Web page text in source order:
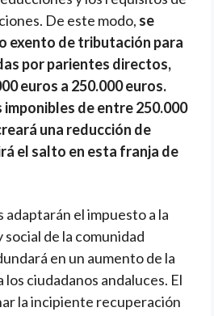
De este modo, se
exento de tributación para
por parientes directos,
euros a 250.000 euros.
imponibles de entre 250.000
una reducción de
el salto en esta franja de
adaptarán el impuesto a la
de la comunidad
en un aumento de la
ciudadanos andaluces. El
la incipiente recuperación